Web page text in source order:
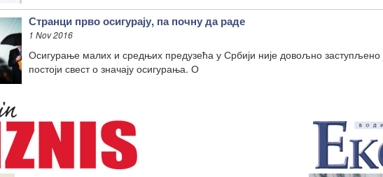
Странци прво осигурају, па почну да раде
1 Nov 2016
Осигурање малих и средњих предузећа у Србији није довољно заступљено
постоји свест о значају осигурања. О